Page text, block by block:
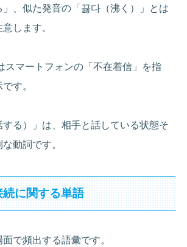
」、似た発音の「끓다（沸く）」とは
します。
スマートフォンの「不在着信」を指
す。
する）」は、相手と話している状態そ
動詞です。
に関する単語
で頻出する語彙です。